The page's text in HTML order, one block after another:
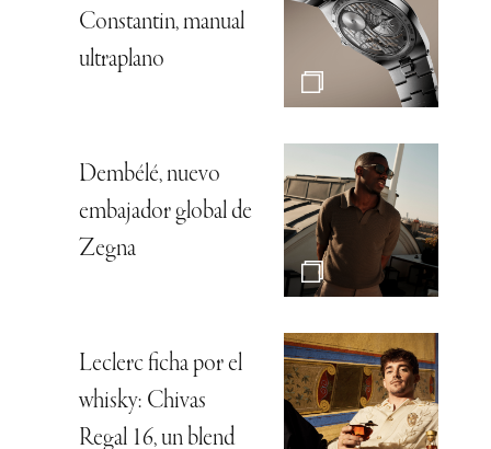
Constantin, manual
ultraplano
Dembélé, nuevo
embajador global de
Zegna
Leclerc ficha por el
whisky: Chivas
Regal 16, un blend